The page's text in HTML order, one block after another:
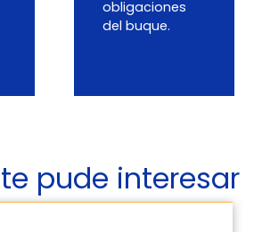
obligaciones
del buque.
pude interesar